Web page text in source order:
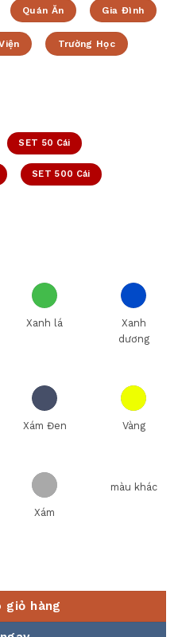
Quán Ăn Gia Đình
Trường Học
SET 50 Cái
SET 500 Cái
Xanh lá
Xanh
dương
Xám Đen Vàng
Xám
màu khác
giỏ hàng